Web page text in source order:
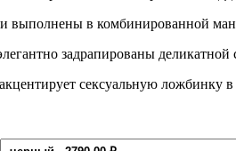
выполнены в комбинированной
задрапированы деликатной
сексуальную ложбинку в